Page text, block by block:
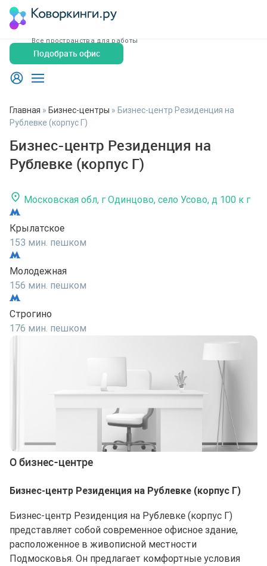
Все пространства для работы
Подобрать офис
Главная » Бизнес-центры » Бизнес-центр Резиденция на
Рублевке (корпус Г)
Бизнес-центр Резиденция на
Рублевке (корпус Г)
Московская обл, г Одинцово, село Усово, д 100 к г
Крылатское
153 мин. пешком
Молодежная
156 мин. пешком
Строгино
176 мин. пешком
О бизнес-центре
Бизнес-центр Резиденция на Рублевке (корпус Г)
Бизнес-центр Резиденция на Рублевке (корпус Г)
представляет собой современное офисное здание,
расположенное в живописной местности
Подмосковья. Он предлагает комфортные условия